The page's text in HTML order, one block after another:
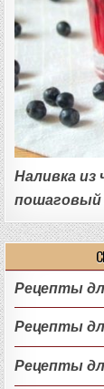
Наливка из
пошаговый
Рецепты
Рецепты
Рецепты